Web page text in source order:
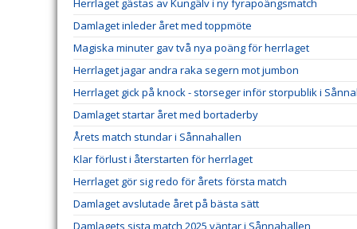
Herrlaget gästas av Kungälv i ny fyrapoängsmatch
Damlaget inleder året med toppmöte
Magiska minuter gav två nya poäng för herrlaget
Herrlaget jagar andra raka segern mot jumbon
Herrlaget gick på knock - storseger inför storpublik i
Damlaget startar året med bortaderby
Årets match stundar i Sånnahallen
Klar förlust i återstarten för herrlaget
Herrlaget gör sig redo för årets första match
Damlaget avslutade året på bästa sätt
Damlagets sista match 2025 väntar i Sånnahallen